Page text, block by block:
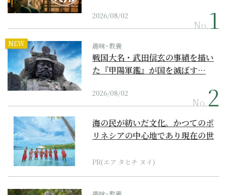
2026/08/02
No.
NEW 趣味･教養
戦国大名・武田信玄の事績を描い
た『甲陽軍鑑』が国を滅ぼす…
2026/08/02
No.
海の民が紡いだ文化。かつてのポ
リネシアの中心地であり現在の世
PR(エア タヒチ ヌイ)